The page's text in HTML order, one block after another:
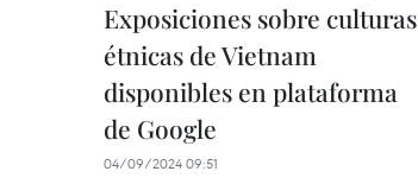
Exposiciones sobre culturas
étnicas de Vietnam
disponibles en plataforma
de Google
04/09/2024 09:51